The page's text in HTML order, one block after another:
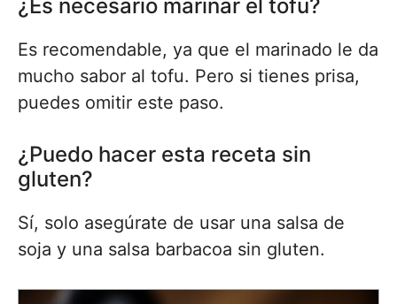
¿Es necesario marinar el tofu?
Es recomendable, ya que el marinado le da
mucho sabor al tofu. Pero si tienes prisa,
puedes omitir este paso.
¿Puedo hacer esta receta sin
gluten?
Sí, solo asegúrate de usar una salsa de
soja y una salsa barbacoa sin gluten.